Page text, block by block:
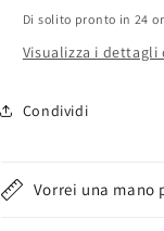
Tasche
Laterali
Di solito pronto in 24
Visualizza i dettagli
Condividi
Vorrei una mano